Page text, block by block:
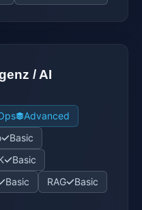
/ AI
Advanced
Basic
Basic
Basic RAG
Basic